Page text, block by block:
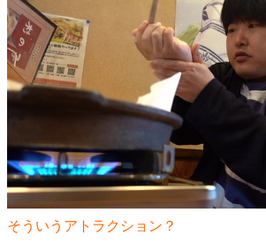
そういうアトラクション？